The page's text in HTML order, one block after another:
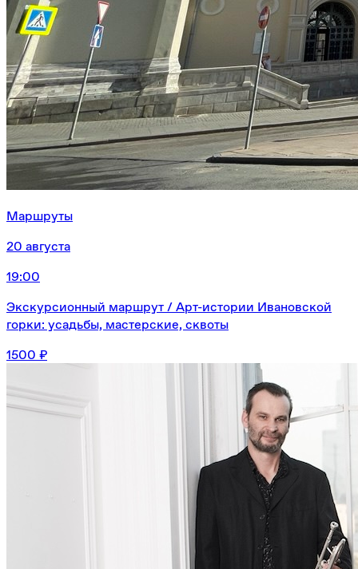
Маршруты
20 августа
19:00
Экскурсионный маршрут / Арт-истории Ивановской
горки: усадьбы, мастерские, сквоты
1500 ₽